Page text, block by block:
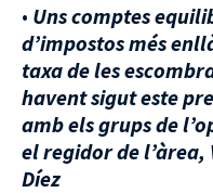
• Uns comptes
d’impostos més
taxa de les
havent sigut este
amb els grups de
el regidor de l’àrea,
Díez